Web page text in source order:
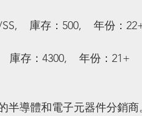
庫存：500,    年份：
庫存：4300,    年份：21+
半導體和電子元器件分銷商